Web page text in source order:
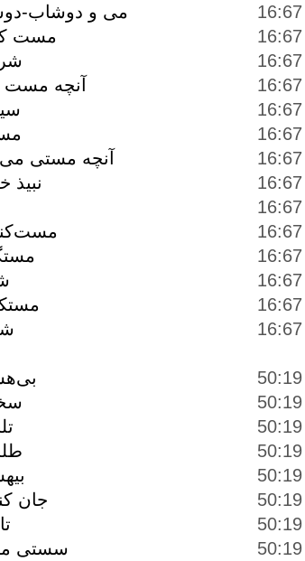
مى و دوشاب- 16:67
مست 16:67
16:67
آنچه مست
16:67
16:67
16:67
آنچه مستى 16:67
نبيذ
16:67
16:67
16:67
16:67
16:67
16:67
16:67
50:19
50:19
50:19
50:19
50:19
جان
50:19
50:19
سستى 50:19